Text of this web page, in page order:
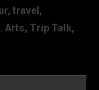
travel,
Arts, Trip Talk,